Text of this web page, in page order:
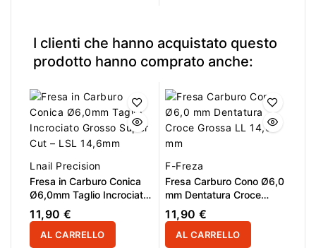
I clienti che hanno acquistato questo
prodotto hanno comprato anche:
Lnail Precision
Fresa in Carburo Conica
Ø6,0mm Taglio Incrociato
Grosso Super Cut – LL
14,6mm
11,90 €
AL CARRELLO
F-Freza
Fresa Carburo Cono Ø6,0
mm Dentatura Croce
Grossa LL 14,0 mm
11,90 €
AL CARRELLO